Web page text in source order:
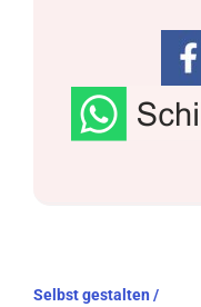
Beitragsnavigation
Selbst gestalten /